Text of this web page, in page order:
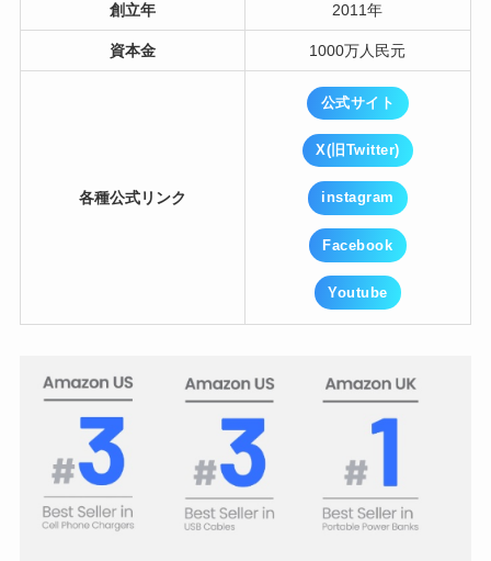
創立年 2011年
資本金 1000万人民元
各種公式リンク
公式サイト
X(旧Twitter)
instagram
Facebook
Youtube